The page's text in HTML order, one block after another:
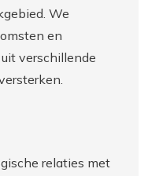
We
en
verschillende
relaties met